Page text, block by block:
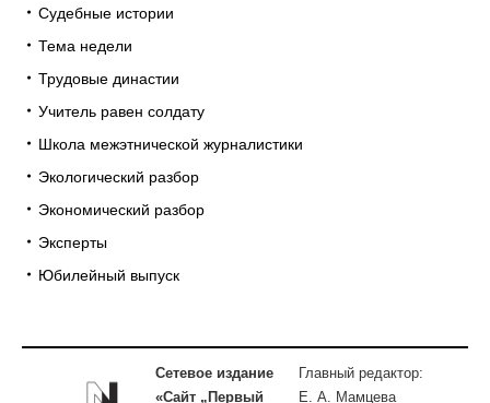
Судебные истории
Тема недели
Трудовые династии
Учитель равен солдату
Школа межэтнической журналистики
Экологический разбор
Экономический разбор
Эксперты
Юбилейный выпуск
Сетевое издание
«Сайт „Первый
Главный редактор:
Е. А. Мамцева